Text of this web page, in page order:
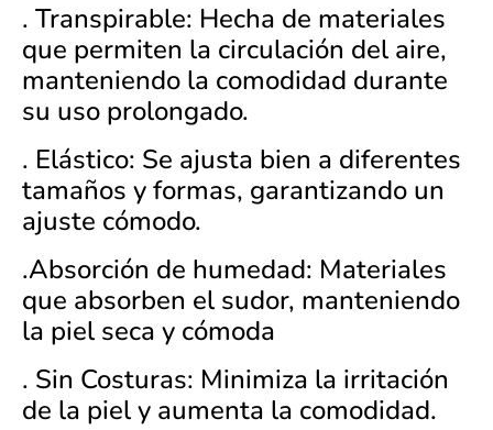
. Transpirable: Hecha de materiales
que permiten la circulación del aire,
manteniendo la comodidad durante
su uso prolongado.
. Elástico: Se ajusta bien a diferentes
tamaños y formas, garantizando un
ajuste cómodo.
.Absorción de humedad: Materiales
que absorben el sudor, manteniendo
la piel seca y cómoda
. Sin Costuras: Minimiza la irritación
de la piel y aumenta la comodidad.